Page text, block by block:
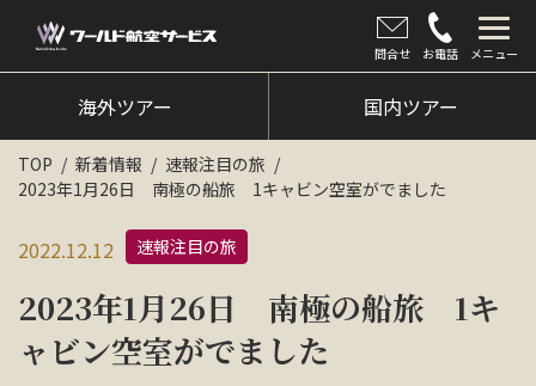
問合せ お電話 メニュー
海外ツアー
国内ツアー
クルーズツアー
ツアー催行状況
旅のひろば
イベント
海外ツアー 国内ツアー
TOP 新着情報
速報注目の旅
2023年1月26日 南極の船旅 1キャビン空室がでました
2022.12.12 速報注目の旅
2023年1月26日 南極の船旅 1キ
ャビン空室がでました